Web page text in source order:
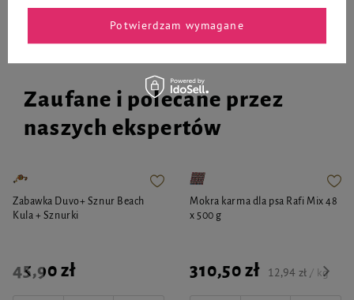
Zaufane i polecane przez
naszych ekspertów
Zabawka Duvo+ Sznur Beach
Kula + Sznurki
45,90 zł
Mokra karma dla psa Rafi Mix 48
x 500 g
310,50 zł 12,94 zł / kg
Potwierdzam wymagane